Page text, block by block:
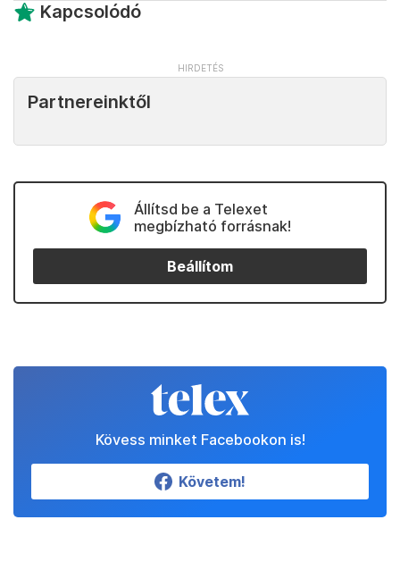
Kapcsolódó
Partnereinktől
Állítsd be a Telexet
megbízható forrásnak!
Beállítom
Kövess minket Facebookon is!
Követem!